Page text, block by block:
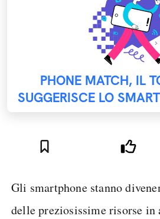
PHONE MATCH, IL
SUGGERISCE LO
Gli smartphone stanno
delle preziosissime risorse